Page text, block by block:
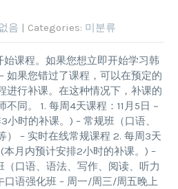
음 | Categories: 미분류
课程。如果您想立即开始学习韩
如果您错过了课程，可以在预定的
进行补课。在这种情况下，补课的
同。 1. 每周4天课程：11月5日 ~
小时的补课。) – 常规班（口语、
） – 实时在线常规课程 2. 每周3天
(本月内预计安排2小时的补课。) –
口语、语法、写作、阅读、听力
语强化班 – 周一/周三/周五晚上